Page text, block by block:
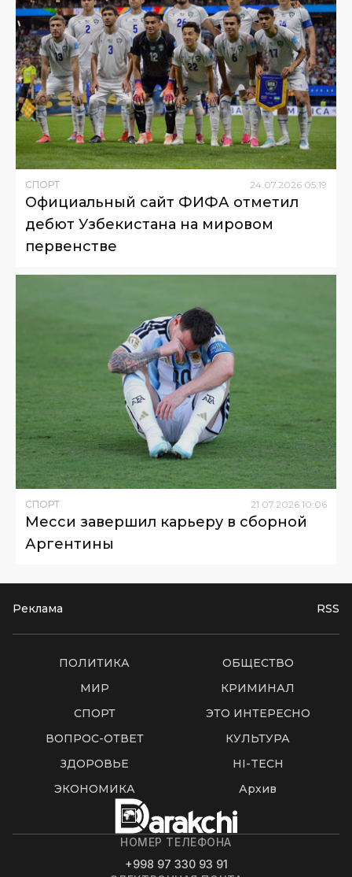
СПОРТ 24 07 2026 05:19
Официальный сайт ФИФА отметил
дебют Узбекистана на мировом
первенстве
СПОРТ 21 07 2026 10:06
Месси завершил карьеру в сборной
Аргентины
Реклама RSS
ПОЛИТИКА
ОБЩЕСТВО
МИР
КРИМИНАЛ
СПОРТ
ЭТО ИНТЕРЕСНО
ВОПРОС-ОТВЕТ
КУЛЬТУРА
ЗДОРОВЬЕ
HI-TECH
ЭКОНОМИКА
Архив
НОМЕР ТЕЛЕФОНА
+998 97 330 93 91